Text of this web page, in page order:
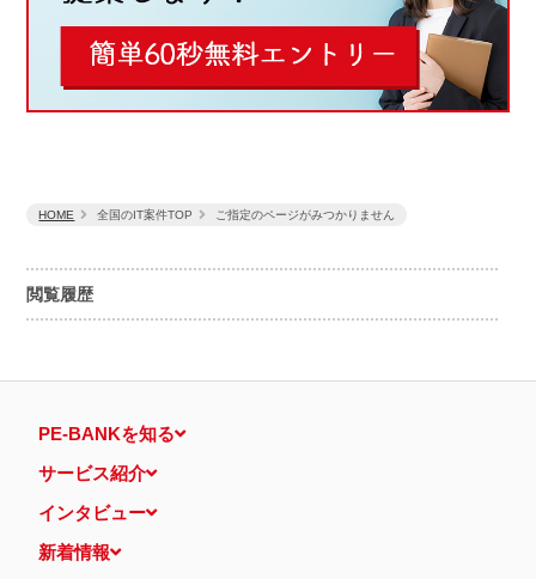
閲覧履歴
HOME 全国のIT案件TOP ご指定のページがみつかりません
PE-BANKを知る
サービス紹介
インタビュー
新着情報